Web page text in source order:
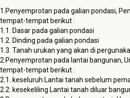
1. Penyemprotan pada galian pondasi,
tempat-tempat berikut:
1.1.
Dasarpada galian pondasi
1.2. Dinding pada galian pondasi
1.3. Tanah urukan yang akan di
2. Penyemprotan pada lantai bangunan,
tempat-tempat berikut:
2.1.
keseluruh Lantai tanah sebelum
2.2. kesekeliling Lantai tanah diluar